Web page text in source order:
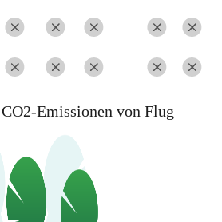
Emissionen von Flug